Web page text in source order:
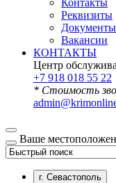
Реквизиты
Документы
Вакансии
КОНТАКТЫ
Центр
+7 918 018 55 22
* Стоимость
Ваше
г. Севастополь